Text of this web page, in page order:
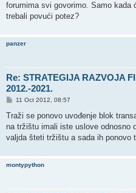
forumima svi govorimo. Samo kada
trebali povući potez?
panzer
Re: STRATEGIJA RAZVOJA
2012.-2021.
P
s
11 Oct 2012, 08:57
Traži se ponovo uvođenje blok
na tržištu imali iste uslove odnosno
valjda šteti tržištu a sada ih ponovo
montypython